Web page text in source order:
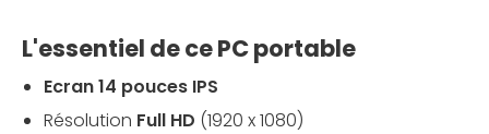
L'essentiel de ce PC portable
Ecran 14 pouces IPS
Résolution Full HD (1920 x 1080)